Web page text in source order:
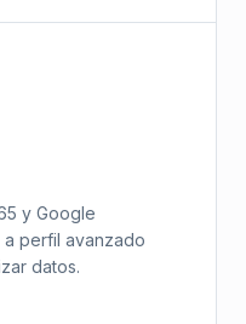
y Google
perfil avanzado
datos.